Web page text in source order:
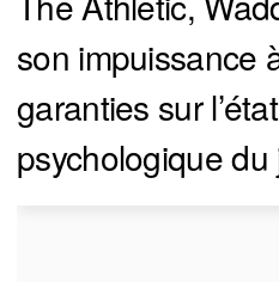
son impuissance
garanties sur
psychologique du